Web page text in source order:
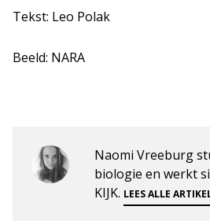
Tekst: Leo Polak
Beeld: NARA
Naomi Vreeburg
biologie en werkt
KIJK. LEES ALLE